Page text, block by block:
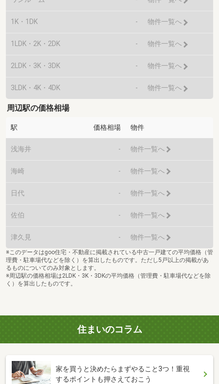
1K・1DK - 物件一覧へ
1LDK・2K・2DK - 物件一覧へ
2LDK・3K・3DK - 物件一覧へ
3LDK・4K・4DK - 物件一覧へ
周辺駅の価格相場
駅 価格相場 物件
浅海井 - 物件一覧へ
海崎 - 物件一覧へ
日代 - 物件一覧へ
佐伯 - 物件一覧へ
津久見 - 物件一覧へ
※このデータはgoo住宅・不動産に掲載されている中古一戸建ての平均価格（管
理費・駐車場代などを除く）を算出したものです。ただし5戸以上の掲載があ
るものについてのみ対象とします。
※周辺駅の価格相場は2LDK・3K・3DKの平均価格（管理費・駐車場代などを除
く）を算出したものです。
住まいのコラム
家を買うと決めたらまずやること3つ！重視
するポイントも押さえておこう